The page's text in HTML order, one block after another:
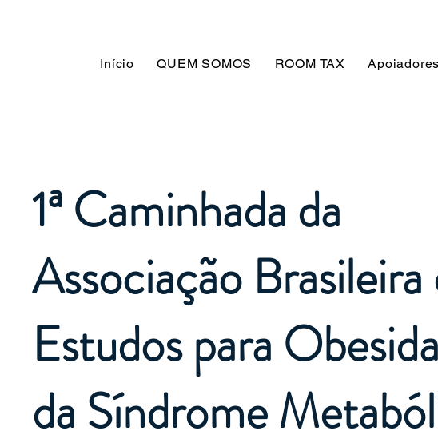
Início QUEM SOMOS ROOM TAX Apoiadores
1ª Caminhada da
Associação Brasileira
Estudos para
da Síndrome